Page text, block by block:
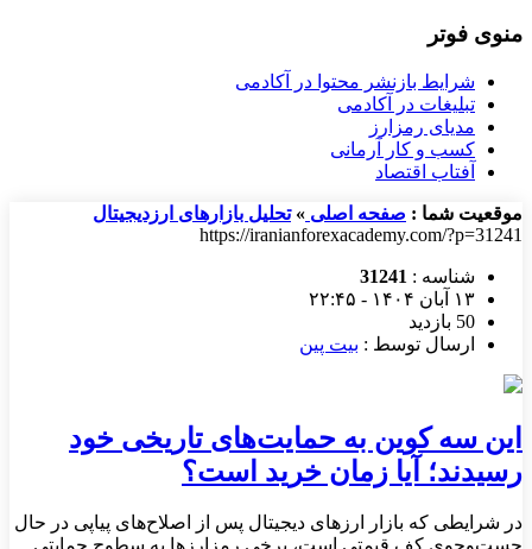
منوی فوتر
شرایط بازنشر محتوا در آکادمی
تبلیغات در آکادمی
مدیای رمزارز
کسب و کار آرمانی
آفتاب اقتصاد
موقعیت شما : صفحه اصلی »تحلیل بازارهای ارزدیجیتال
https://iranianforexacademy.com/?p=31241
شناسه : 31241
۱۳ آبان ۱۴۰۴ - ۲۲:۴۵
50 بازدید
ارسال توسط : بیت پین
این سه کوین به حمایت‌های تاریخی خود
رسیدند؛ آیا زمان خرید است؟
در شرایطی که بازار ارزهای دیجیتال پس از اصلاح‌های پیاپی در حال